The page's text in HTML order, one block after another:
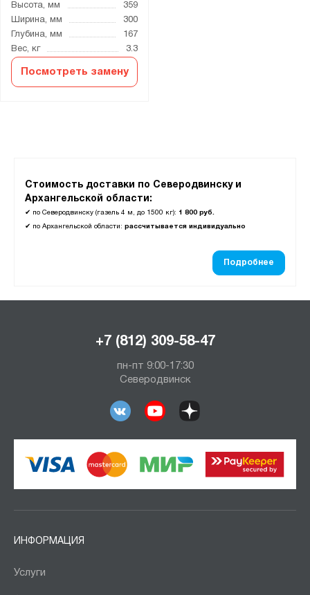
Стоимость доставки по Северодвинску и
Архангельской области:
✔ по Северодвинску (газель 4 м, до 1500 кг): 1 800 руб.
✔ по Архангельской области: рассчитывается индивидуально
Подробнее
Высота, мм
359
Ширина, мм
300
Глубина, мм
167
Вес, кг
3.3
Посмотреть замену
+7 (812) 309-58-47
пн-пт 9:00-17:30
Северодвинск
ИНФОРМАЦИЯ
Услуги